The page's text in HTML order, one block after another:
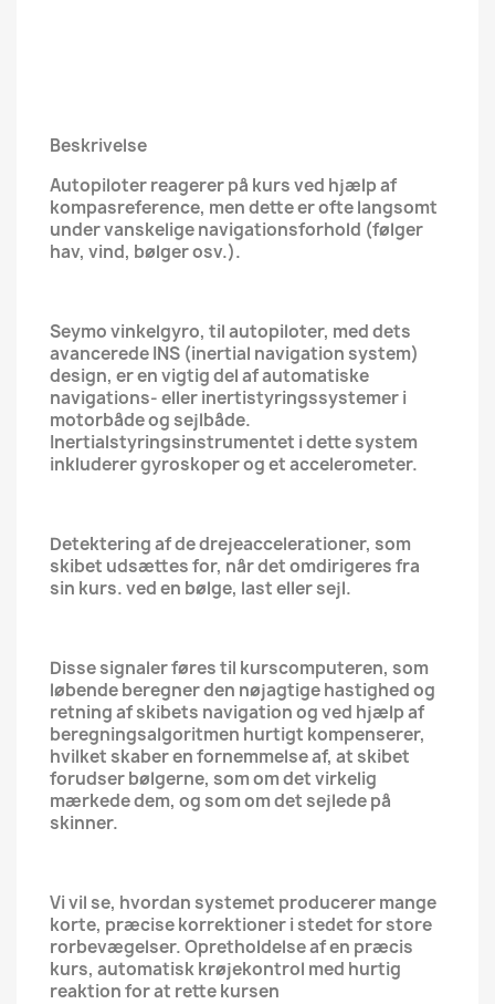
Beskrivelse
Autopiloter reagerer på kurs ved hjælp af
kompasreference, men dette er ofte langsomt
under vanskelige navigationsforhold (følger
hav, vind, bølger osv.).
Seymo vinkelgyro, til autopiloter, med dets
avancerede INS (inertial navigation system)
design, er en vigtig del af automatiske
navigations- eller inertistyringssystemer i
motorbåde og sejlbåde.
Inertialstyringsinstrumentet i dette system
inkluderer gyroskoper og et accelerometer.
Detektering af de drejeaccelerationer, som
skibet udsættes for, når det omdirigeres fra
sin kurs. ved en bølge, last eller sejl.
Disse signaler føres til kurscomputeren, som
løbende beregner den nøjagtige hastighed og
retning af skibets navigation og ved hjælp af
beregningsalgoritmen hurtigt kompenserer,
hvilket skaber en fornemmelse af, at skibet
forudser bølgerne, som om det virkelig
mærkede dem, og som om det sejlede på
skinner.
Vi vil se, hvordan systemet producerer mange
korte, præcise korrektioner i stedet for store
rorbevægelser. Opretholdelse af en præcis
kurs, automatisk krøjekontrol med hurtig
reaktion for at rette kursen